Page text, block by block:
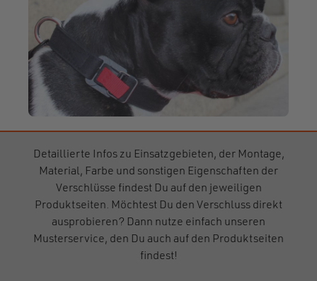
Detaillierte Infos zu Einsatzgebieten, der Montage,
Material, Farbe und sonstigen Eigenschaften der
Verschlüsse findest Du auf den jeweiligen
Produktseiten. Möchtest Du den Verschluss direkt
ausprobieren? Dann nutze einfach unseren
Musterservice, den Du auch auf den Produktseiten
findest!